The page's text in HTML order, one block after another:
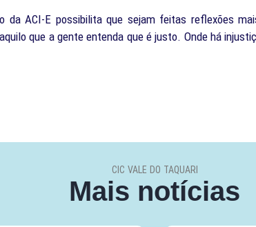
da ACI-E possibilita que sejam feitas reflexões
que a gente entenda que é justo. Onde há
CIC VALE DO TAQUARI
Mais notícias